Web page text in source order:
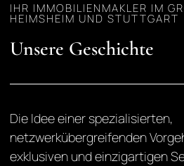
IHR IMMOBILIENMAKLER IM
EIMSHEIM UND STUTTGART
Unsere Geschichte
Die Idee einer spezialisierten,
netzwerkübergreifenden
exklusiven und einzigartigen